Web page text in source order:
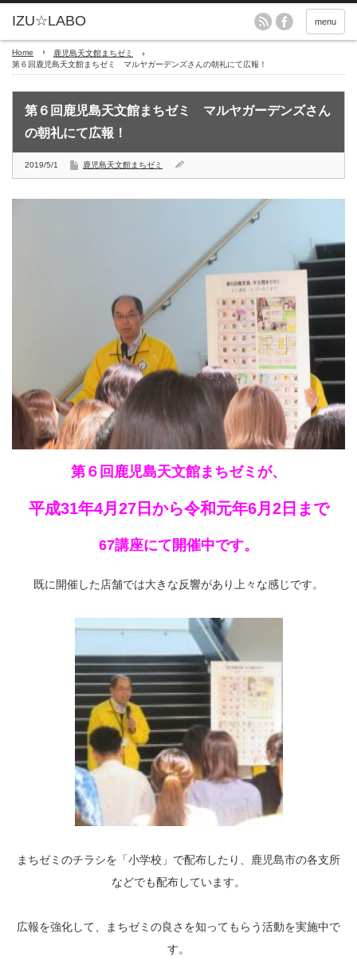
menu
Home
鹿児島天文館まちゼミ
第６回鹿児島天文館まちゼミ マルヤガーデンズさんの朝礼にて広報！
第６回鹿児島天文館まちゼミ マルヤガーデンズさん
の朝礼にて広報！
2019/5/1 鹿児島天文館まちゼミ
第６回鹿児島天文館まちゼミが、
平成31年4月27日から令和元年6月2日まで
67講座にて開催中です。
既に開催した店舗では大きな反響があり上々な感じです。
まちゼミのチラシを「小学校」で配布したり、鹿児島市の各支所
などでも配布しています。
広報を強化して、まちゼミの良さを知ってもらう活動を実施中で
す。